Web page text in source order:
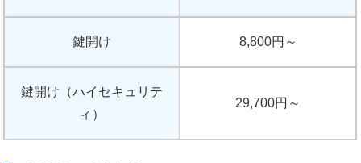
鍵開け 8,800円～
鍵開け（ハイセキュリテ
ィ）
29,700円～